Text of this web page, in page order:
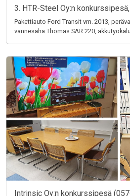
3. HTR-Steel Oy:n
Pakettiauto Ford Transit vm. 2013,
vannesaha Thomas SAR 220,
Intrinsic Oy:n konkurssipesä